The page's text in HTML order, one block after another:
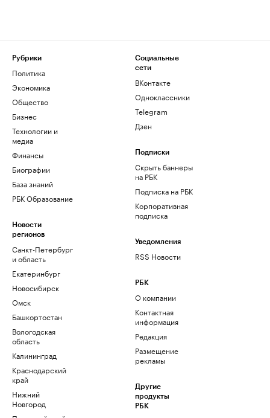
Рубрики
Политика
Экономика
Общество
Бизнес
Технологии и
медиа
Финансы
Биографии
База знаний
РБК Образование
Новости
регионов
Санкт-Петербург
и область
Екатеринбург
Новосибирск
Омск
Башкортостан
Вологодская
область
Калининград
Краснодарский
край
Нижний
Новгород
Социальные
сети
ВКонтакте
Одноклассники
Telegram
Дзен
Подписки
Скрыть баннеры
на РБК
Подписка на РБК
Корпоративная
подписка
Уведомления
RSS Новости
РБК
О компании
Контактная
информация
Редакция
Размещение
рекламы
Другие
продукты
РБК